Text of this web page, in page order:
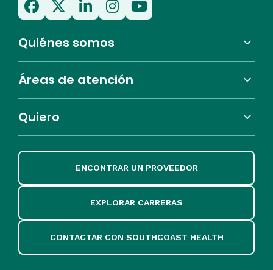
Quiénes somos
Áreas de atención
Quiero
ENCONTRAR UN PROVEEDOR
EXPLORAR CARRERAS
CONTACTAR CON SOUTHCOAST HEALTH